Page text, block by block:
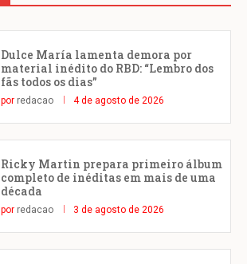
Dulce María lamenta demora por
material inédito do RBD: “Lembro dos
fãs todos os dias”
por redacao 4 de agosto de 2026
Ricky Martin prepara primeiro álbum
completo de inéditas em mais de uma
década
por redacao 3 de agosto de 2026